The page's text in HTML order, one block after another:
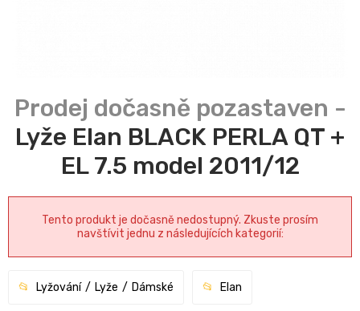
Lyže Elan BLACK PERLA QT +
EL 7.5 model 2011/12
Tento produkt je dočasně nedostupný. Zkuste prosím
navštívit jednu z následujících kategorií:
Lyžování Lyže Dámské Elan